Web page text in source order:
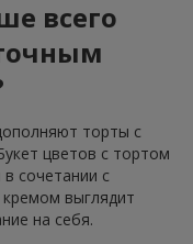
всего
торты с
цветов с тортом
сочетании с
выглядит
на себя.